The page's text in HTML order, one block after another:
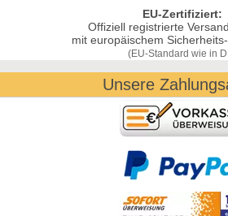
EU-Zertifiziert:
Offiziell registrierte
mit europäischem Sicherheits-
(EU-Standard wie in
Unsere